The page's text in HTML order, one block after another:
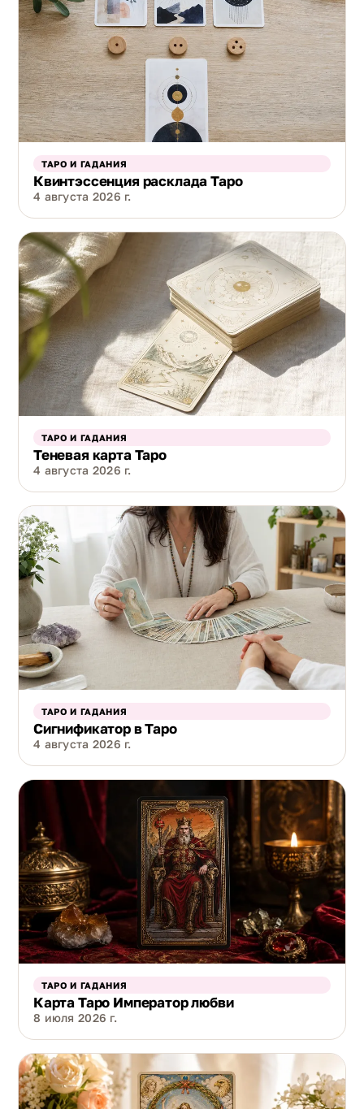
ТАРО И ГАДАНИЯ
Квинтэссенция расклада Таро
4 августа 2026 г.
ТАРО И ГАДАНИЯ
Теневая карта Таро
4 августа 2026 г.
ТАРО И ГАДАНИЯ
Сигнификатор в Таро
4 августа 2026 г.
ТАРО И ГАДАНИЯ
Карта Таро Император любви
8 июля 2026 г.